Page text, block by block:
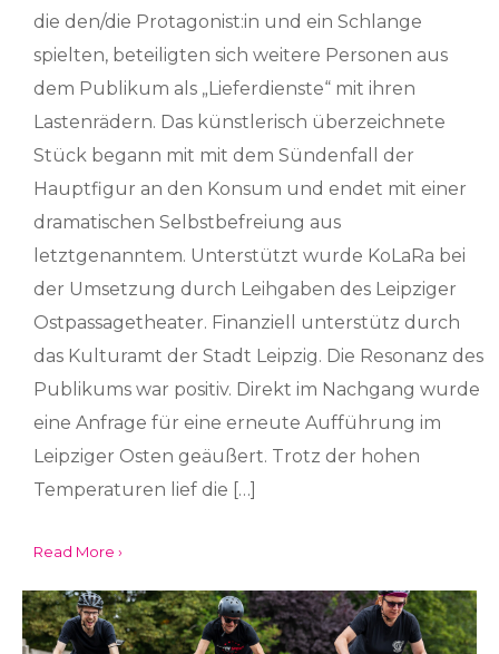
die den/die Protagonist:in und ein Schlange
spielten, beteiligten sich weitere Personen aus
dem Publikum als „Lieferdienste“ mit ihren
Lastenrädern. Das künstlerisch überzeichnete
Stück begann mit mit dem Sündenfall der
Hauptfigur an den Konsum und endet mit einer
dramatischen Selbstbefreiung aus
letztgenanntem. Unterstützt wurde KoLaRa bei
der Umsetzung durch Leihgaben des Leipziger
Ostpassagetheater. Finanziell unterstütz durch
das Kulturamt der Stadt Leipzig. Die Resonanz des
Publikums war positiv. Direkt im Nachgang wurde
eine Anfrage für eine erneute Aufführung im
Leipziger Osten geäußert. Trotz der hohen
Temperaturen lief die […]
Read More ›